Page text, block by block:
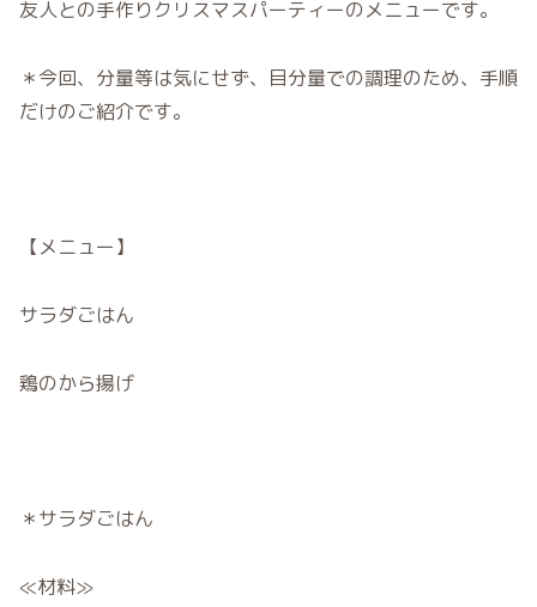
友人との手作りクリスマスパーティーのメニューです。
＊今回、分量等は気にせず、目分量での調理のため、手順
だけのご紹介です。
【メニュー】
サラダごはん
鶏のから揚げ
＊サラダごはん
≪材料≫